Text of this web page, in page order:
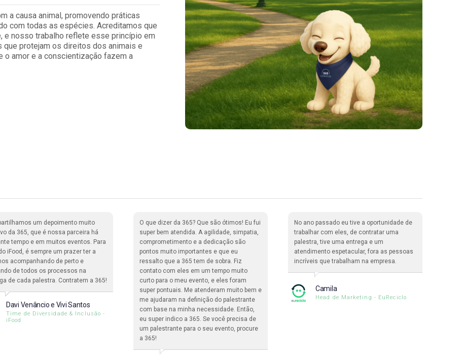
a causa animal, promovendo práticas
com todas as espécies. Acreditamos que
e nosso trabalho reflete esse princípio em
que protejam os direitos dos animais e
o amor e a conscientização fazem a
um depoimento muito
da 365, que é nossa parceira há
tempo e em muitos eventos. Para
iFood, é sempre um prazer ter a
acompanhando de perto e
de todos os processos na
de cada palestra. Contratem a 365!
Davi Venâncio e Vivi Santos
Time de Diversidade & Inclusão -
iFood
O que dizer da 365? Que são ótimos! Eu fui
super bem atendida. A agilidade, simpatia,
comprometimento e a dedicação são
pontos muito importantes e que eu
ressalto que a 365 tem de sobra. Fiz
contato com eles em um tempo muito
curto para o meu evento, e eles foram
super pontuais. Me atenderam muito bem e
me ajudaram na definição do palestrante
com base na minha necessidade. Então,
eu super indico a 365. Se você precisa de
um palestrante para o seu evento, procure
a 365!
No ano passado eu tive a oportunidade de
trabalhar com eles, de contratar uma
palestra, tive uma entrega e um
atendimento espetacular, fora as pessoas
incríveis que trabalham na empresa.
Camila
Head de Marketing - EuReciclo